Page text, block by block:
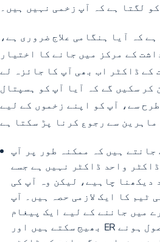
لگتا ہے کہ آپ زخمی نہیں ہیں۔
کہ آیا ہنگامی علاج ضروری ہے،
کے مرکز میں جانے کا اختیار
کے ڈاکٹر اب بھی آپ کا جائزہ لے
کر سکیں گے کہ آیا آپ کو ہسپتال
سے، آپ کو اپنے زخموں کے لیے
جانتے ہیں کہ ممکنہ طور پر آپ
واحد ڈاکٹر نہیں ہے جسے
دیکھنا چاہیے، لیکن وہ آپ کی
ٹیم کا ایک لازمی حصہ ہیں۔ آپ
میں جاننے کے لیے ایک پیغام
بھیج سکتے ہیں اور ER کیئر ٹیم سے آپ کو موصول ہونے